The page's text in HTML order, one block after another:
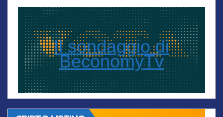
Il sondaggio di
BeconomyTv